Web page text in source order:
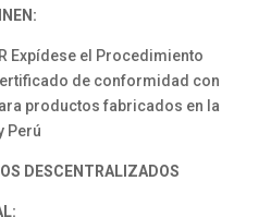
Expídese el Procedimiento
de conformidad con
productos fabricados en la
Perú
DESCENTRALIZADOS